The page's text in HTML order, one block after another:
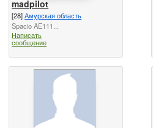
madpilot
[28]Амурская область
Spacio AE111...
Написать
сообщение